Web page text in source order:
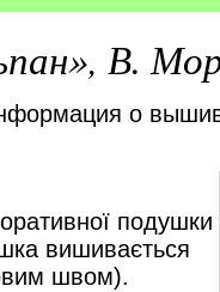
В.
о
подушки
вишивається
швом).